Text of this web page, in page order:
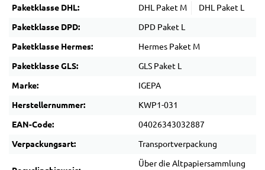
Paketklasse DHL: DHL Paket M DHL Paket L
Paketklasse DPD: DPD Paket L
Paketklasse Hermes: Hermes Paket M
Paketklasse GLS: GLS Paket L
Marke: IGEPA
Herstellernummer: KWP1-031
EAN-Code: 04026343032887
Verpackungsart: Transportverpackung
Über die Altpapiersammlung